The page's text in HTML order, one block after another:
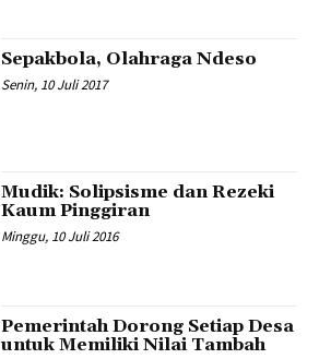
Sepakbola, Olahraga Ndeso
Senin, 10 Juli 2017
Mudik: Solipsisme dan Rezeki
Kaum Pinggiran
Minggu, 10 Juli 2016
Pemerintah Dorong Setiap Desa
untuk Memiliki Nilai Tambah